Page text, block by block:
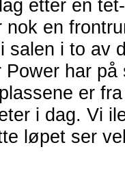
etter en
en
salen i to av
har på
er
i dag. Vi
løpet ser